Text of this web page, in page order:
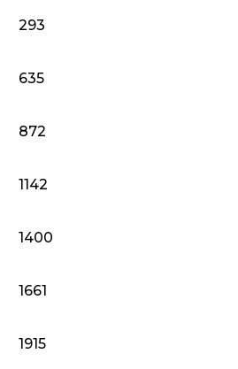
293
635
872
1142
1400
1661
1915